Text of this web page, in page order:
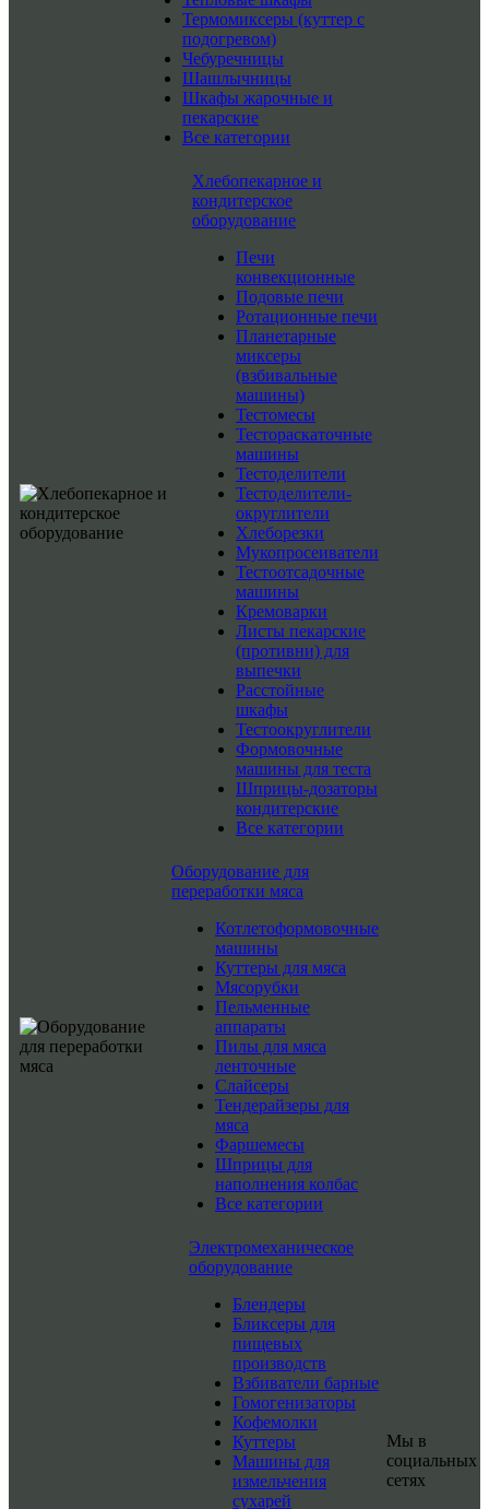
Термомиксеры (куттер с
подогревом)
Чебуречницы
Шашлычницы
Шкафы жарочные и
пекарские
Все категории
Хлебопекарное и
кондитерское
оборудование
Печи
конвекционные
Подовые печи
Ротационные печи
Планетарные
миксеры
(взбивальные
машины)
Тестомесы
Тестораскаточные
машины
Тестоделители
Тестоделители-
округлители
Хлеборезки
Мукопросеиватели
Тестоотсадочные
машины
Кремоварки
Листы пекарские
(противни) для
выпечки
Расстойные
шкафы
Тестоокруглители
Формовочные
машины для теста
Шприцы-дозаторы
кондитерские
Все категории
Оборудование для
переработки мяса
Котлетоформовочные
машины
Куттеры для мяса
Мясорубки
Пельменные
аппараты
Пилы для мяса
ленточные
Слайсеры
Тендерайзеры для
мяса
Фаршемесы
Шприцы для
наполнения колбас
Все категории
Электромеханическое
оборудование
Блендеры
Бликсеры для
пищевых
производств
Взбиватели барные
Гомогенизаторы
Кофемолки
Куттеры
Машины для
измельчения
сухарей
Мы в
социальных
сетях